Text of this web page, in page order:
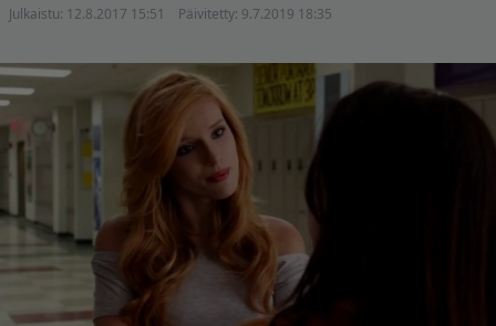
Julkaistu: 12.8.2017 15:51 Päivitetty: 9.7.2019 18:35